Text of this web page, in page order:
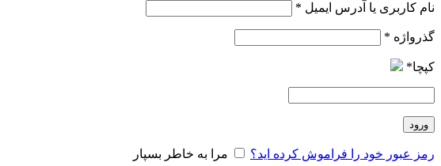
نام کاربری یا آدرس ایمیل *
گذرواژه *
کپچا*
ورود
رمز عبور خود را فراموش کرده اید؟ مرا به خاطر بسپار